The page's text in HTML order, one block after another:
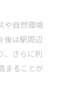
や自然環境
後は駅周辺
、さらに利
まることが